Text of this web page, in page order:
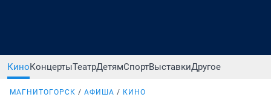
КиноКонцертыТеатрДетямСпортВыставкиДругое
МАГНИТОГОРСК АФИША КИНО